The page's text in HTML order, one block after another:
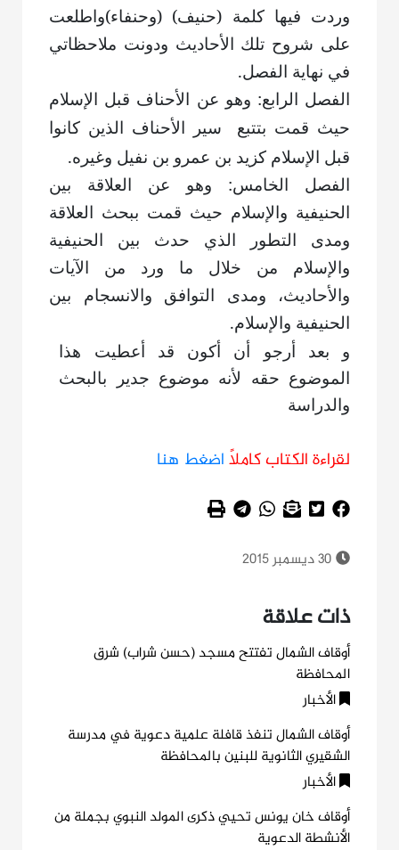
وردت فيها كلمة (حنيف) (وحنفاء)واطلعت
على شروح تلك الأحاديث ودونت ملاحظاتي
في نهاية الفصل.
الفصل الرابع: وهو عن الأحناف قبل الإسلام
حيث قمت بتتبع
سير الأحناف الذين كانوا
قبل الإسلام كزيد بن عمرو بن نفيل وغيره.
الفصل الخامس: وهو عن العلاقة بين
الحنيفية والإسلام حيث قمت ببحث العلاقة
ومدى التطور الذي حدث بين الحنيفية
والإسلام من خلال ما ورد من الآيات
والأحاديث، ومدى التوافق والانسجام بين
الحنيفية والإسلام.
و بعد أرجو أن أكون قد أعطيت هذا
الموضوع حقه لأنه موضوع جدير بالبحث
والدراسة
لقراءة الكتاب كاملاًاضغط هنا
30 ديسمبر 2015
ذات علاقة
أوقاف الشمال تفتتح مسجد (حسن شراب) شرق
المحافظة
الأخبار
أوقاف الشمال تنفذ قافلة علمية دعوية في مدرسة
الشقيري الثانوية للبنين بالمحافظة
الأخبار
أوقاف خان يونس تحيي ذكرى المولد النبوي بجملة من
الأنشطة الدعوية